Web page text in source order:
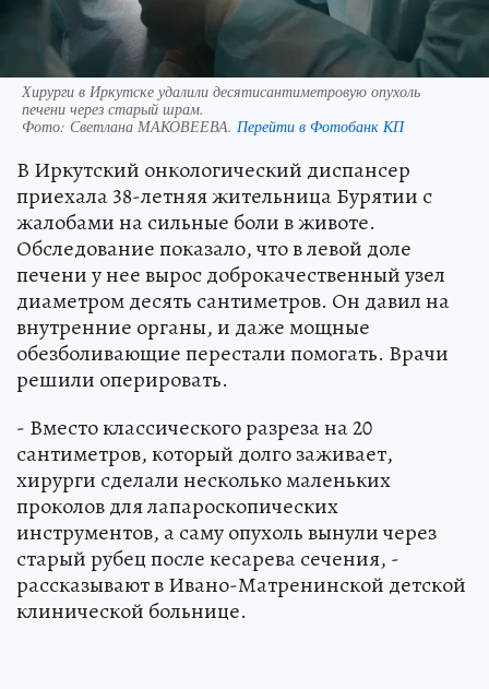
Хирурги в Иркутске удалили десятисантиметровую опухоль
печени через старый шрам.
Фото: Светлана МАКОВЕЕВА. Перейти в Фотобанк КП
В Иркутский онкологический диспансер
приехала 38-летняя жительница Бурятии с
жалобами на сильные боли в животе.
Обследование показало, что в левой доле
печени у нее вырос доброкачественный узел
диаметром десять сантиметров. Он давил на
внутренние органы, и даже мощные
обезболивающие перестали помогать. Врачи
решили оперировать.
- Вместо классического разреза на 20
сантиметров, который долго заживает,
хирурги сделали несколько маленьких
проколов для лапароскопических
инструментов, а саму опухоль вынули через
старый рубец после кесарева сечения, -
рассказывают в Ивано-Матренинской детской
клинической больнице.